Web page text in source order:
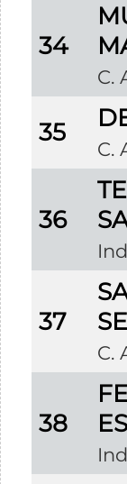
34
C.
35
C.
36
37
C.
38